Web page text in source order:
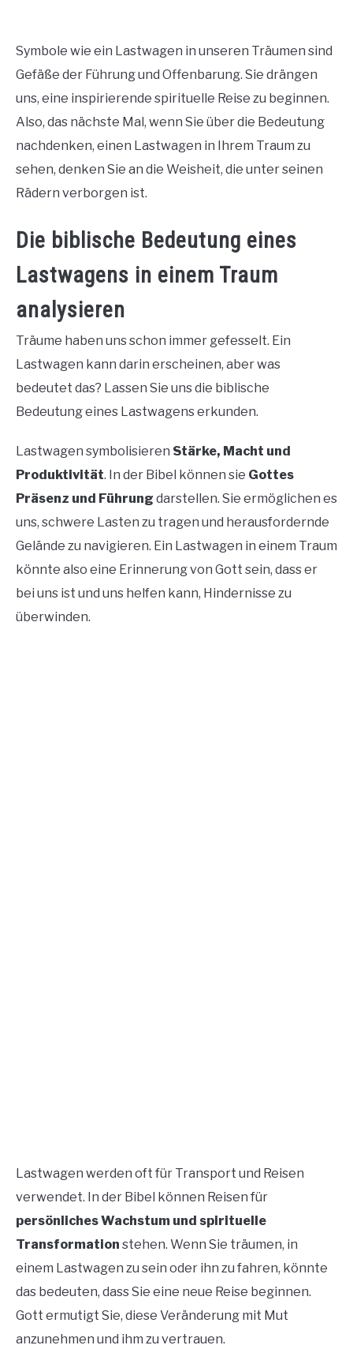
Symbole wie ein Lastwagen in unseren Träumen sind
Gefäße der Führung und Offenbarung. Sie drängen
uns, eine inspirierende spirituelle Reise zu beginnen.
Also, das nächste Mal, wenn Sie über die Bedeutung
nachdenken, einen Lastwagen in Ihrem Traum zu
sehen, denken Sie an die Weisheit, die unter seinen
Rädern verborgen ist.
Die biblische Bedeutung eines
Lastwagens in einem Traum
analysieren
Träume haben uns schon immer gefesselt. Ein
Lastwagen kann darin erscheinen, aber was
bedeutet das? Lassen Sie uns die biblische
Bedeutung eines Lastwagens erkunden.
Lastwagen symbolisieren Stärke, Macht und
Produktivität. In der Bibel können sie Gottes
Präsenz und Führung darstellen. Sie ermöglichen es
uns, schwere Lasten zu tragen und herausfordernde
Gelände zu navigieren. Ein Lastwagen in einem Traum
könnte also eine Erinnerung von Gott sein, dass er
bei uns ist und uns helfen kann, Hindernisse zu
überwinden.
Lastwagen werden oft für Transport und Reisen
verwendet. In der Bibel können Reisen für
persönliches Wachstum und spirituelle
Transformation stehen. Wenn Sie träumen, in
einem Lastwagen zu sein oder ihn zu fahren, könnte
das bedeuten, dass Sie eine neue Reise beginnen.
Gott ermutigt Sie, diese Veränderung mit Mut
anzunehmen und ihm zu vertrauen.